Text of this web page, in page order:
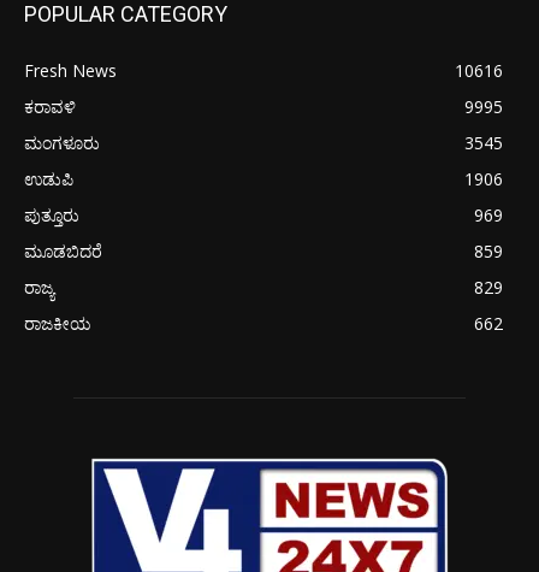
POPULAR CATEGORY
Fresh News
10616
ಕರಾವಳಿ
9995
ಮಂಗಳೂರು
3545
ಉಡುಪಿ
1906
ಪುತ್ತೂರು
969
ಮೂಡಬಿದರೆ
859
ರಾಜ್ಯ
829
ರಾಜಕೀಯ
662